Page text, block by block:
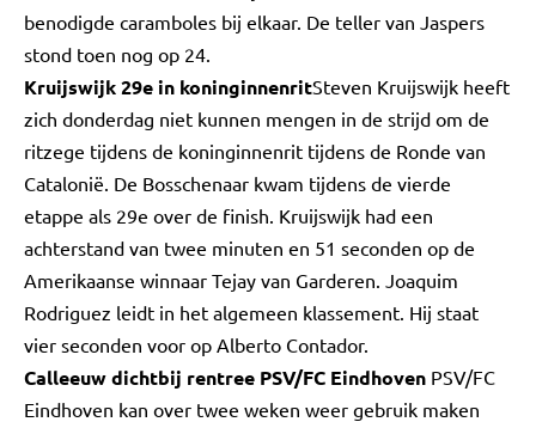
benodigde caramboles bij elkaar. De teller van Jaspers
stond toen nog op 24.
Kruijswijk 29e in koninginnenritSteven Kruijswijk heeft
zich donderdag niet kunnen mengen in de strijd om de
ritzege tijdens de koninginnenrit tijdens de Ronde van
Catalonië. De Bosschenaar kwam tijdens de vierde
etappe als 29e over de finish. Kruijswijk had een
achterstand van twee minuten en 51 seconden op de
Amerikaanse winnaar Tejay van Garderen. Joaquim
Rodriguez leidt in het algemeen klassement. Hij staat
vier seconden voor op Alberto Contador.
Calleeuw dichtbij rentree PSV/FC Eindhoven PSV/FC
Eindhoven kan over twee weken weer gebruik maken